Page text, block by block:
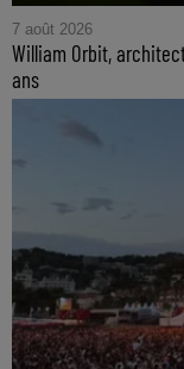
7 août 2026
William Orbit,
ans